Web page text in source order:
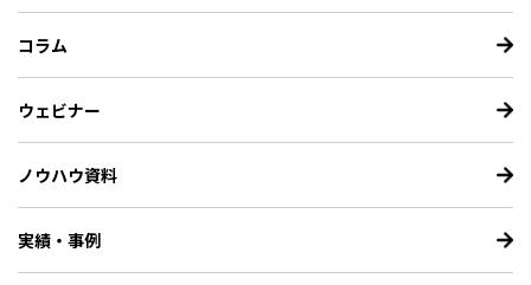
コラム
ウェビナー
ノウハウ資料
実績・事例